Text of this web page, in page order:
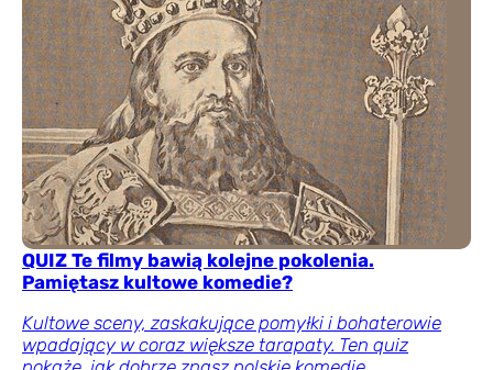
QUIZ Te filmy bawią kolejne pokolenia.
Pamiętasz kultowe komedie?
Kultowe sceny, zaskakujące pomyłki i bohaterowie
wpadający w coraz większe tarapaty. Ten quiz